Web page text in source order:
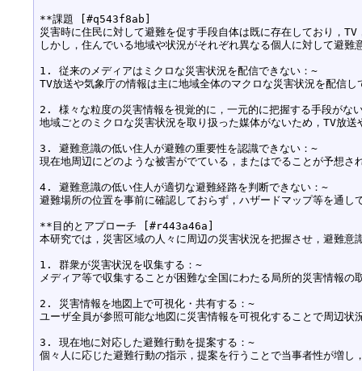
**課題 [#q543f8ab]
災害時に住民に対して避難を促す手段自体は既に存在しており，
しかし，住んでいる地域や状況がそれぞれ異なる個人に対して避
1. 従来のメディアはミクロな災害状況を配信できない：~
TV放送や気象庁の情報は主に地域全体のマクロな災害状況を配信
2. 様々な粒度の災害情報を視覚的に，一元的に把握する手段がな
地域ごとのミクロな災害状況を取り扱った媒体がないため，TV放
3. 避難意識の低い住人が避難の重要性を認識できない：~
現在地周辺にどのような被害がでている，またはでることが予想
4. 避難意識の低い住人が適切な避難経路を判断できない：~
避難場所の位置を事前に確認しておらず，ハザードマップ等を通
**目的とアプローチ [#r443a46a]
本研究では，災害区域の人々に周辺の災害状況を把握させ，
1. 群衆が災害状況を収集する：~
メディア等で収集することが困難な全国にわたる局所的災害情報の
2. 災害情報を地図上で可視化・共有する：~
ユーザ全員が参照可能な地図に災害情報を可視化することで周辺状
3. 現在地に対応した避難行動を提案する：~
個々人に応じた避難行動の指示，提案を行うことで当事者性が増し